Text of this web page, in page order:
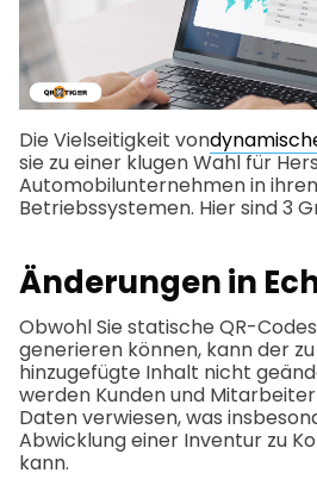
Die Vielseitigkeit von
sie zu einer klugen Wahl für
Automobilunternehmen in
Betriebssystemen. Hier sind 3
Änderungen in
Obwohl Sie statische QR-
generieren können, kann der
hinzugefügte Inhalt nicht
werden Kunden und
Daten verwiesen, was
Abwicklung einer Inventur zu
kann.